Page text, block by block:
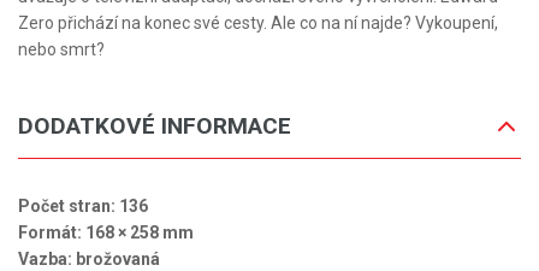
Zero přichází na konec své cesty. Ale co na ní najde? Vykoupení,
nebo smrt?
DODATKOVÉ INFORMACE
Počet stran: 136
Formát: 168 × 258 mm
Vazba: brožovaná